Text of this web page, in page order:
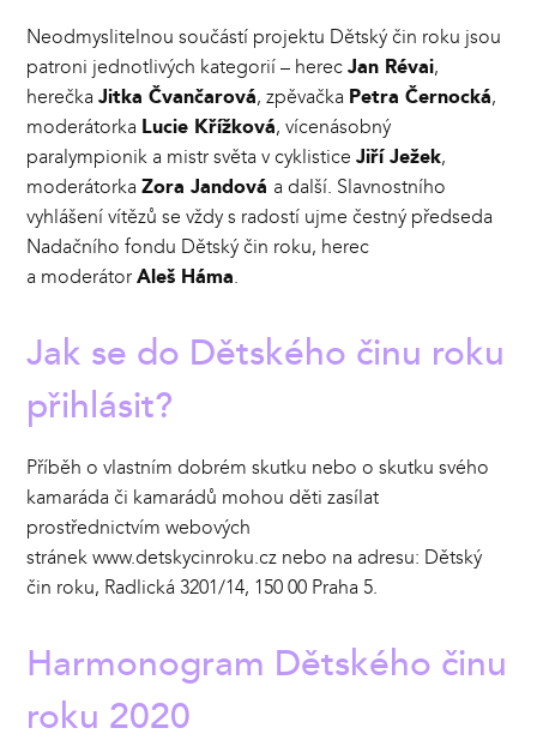
Neodmyslitelnou součástí projektu Dětský čin roku jsou
patroni jednotlivých kategorií – herecJan Révai,
herečkaJitka Čvančarová, zpěvačka Petra Černocká,
moderátorka Lucie Křížková, vícenásobný
paralympionik a mistr světa v cyklisticeJiří Ježek,
moderátorkaZora Jandová a další. Slavnostního
vyhlášení vítězů se vždy s radostí ujme čestný předseda
Nadačního fondu Dětský čin roku, herec
a moderátorAleš Háma.
Jak se do Dětského činu roku
přihlásit?
Příběh o vlastním dobrém skutku nebo o skutku svého
kamaráda či kamarádů mohou děti zasílat
prostřednictvím webových
stránekwww.detskycinroku.cz nebo na adresu: Dětský
čin roku, Radlická 3201/14, 150 00 Praha 5.
Harmonogram Dětského činu
roku 2020